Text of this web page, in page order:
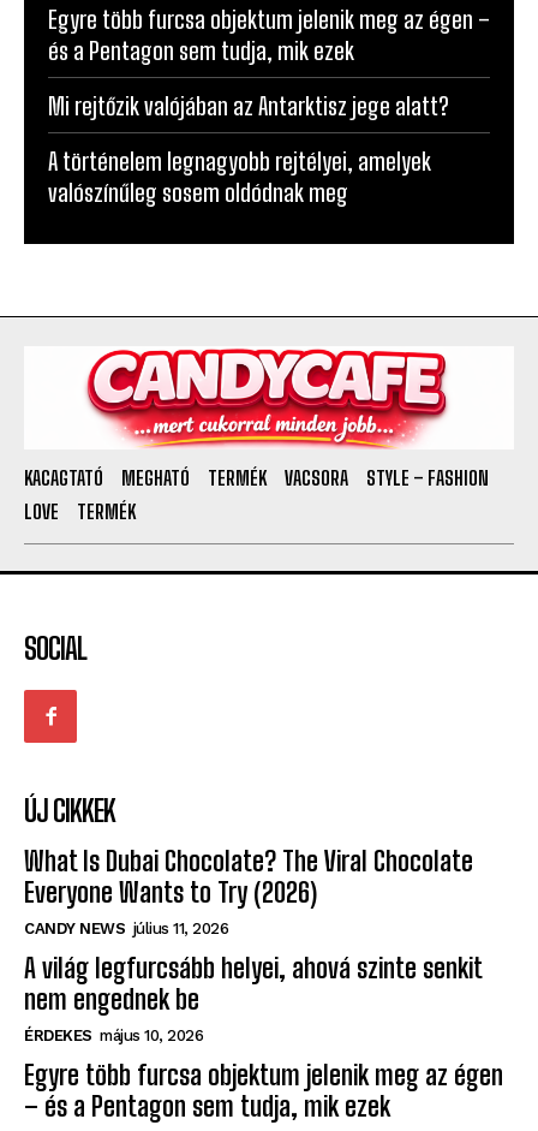
Egyre több furcsa objektum jelenik meg az égen –
és a Pentagon sem tudja, mik ezek
Mi rejtőzik valójában az Antarktisz jege alatt?
A történelem legnagyobb rejtélyei, amelyek
valószínűleg sosem oldódnak meg
KACAGTATÓ MEGHATÓ TERMÉK VACSORA
STYLE – FASHION
LOVE
TERMÉK
SOCIAL
ÚJ CIKKEK
What Is Dubai Chocolate? The Viral Chocolate
Everyone Wants to Try (2026)
CANDY NEWS július 11, 2026
A világ legfurcsább helyei, ahová szinte senkit
nem engednek be
ÉRDEKES május 10, 2026
Egyre több furcsa objektum jelenik meg az égen
– és a Pentagon sem tudja, mik ezek